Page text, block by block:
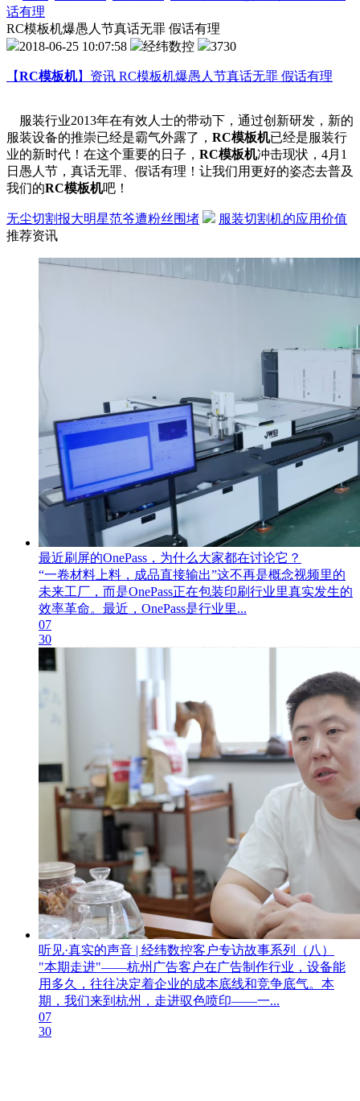
话有理
RC模板机爆愚人节真话无罪 假话有理
2018-06-25 10:07:58
经纬数控 3730
【RC模板机】资讯 RC模板机爆愚人节真话无罪 假话有理
服装行业2013年在有效人士的带动下，通过创新研发，新的
服装设备的推崇已经是霸气外露了， RC模板机已经是服装行
业的新时代！在这个重要的日子， RC模板机冲击现状，4月1
日愚人节，真话无罪、假话有理！让我们用更好的姿态去普及
我们的RC模板机吧！
无尘切割报大明星范爷遭粉丝围堵
服装切割机的应用价值
推荐资讯
最近刷屏的OnePass，为什么大家都在讨论它？
“一卷材料上料，成品直接输出”这不再是概念视频里的
未来工厂，而是OnePass正在包装印刷行业里真实发生的
效率革命。最近，OnePass是行业里...
07
30
听见·真实的声音 | 经纬数控客户专访故事系列（八）
"本期走进"——杭州广告客户在广告制作行业，设备能
用多久，往往决定着企业的成本底线和竞争底气。本
期，我们来到杭州，走进驭色喷印——一...
07
30